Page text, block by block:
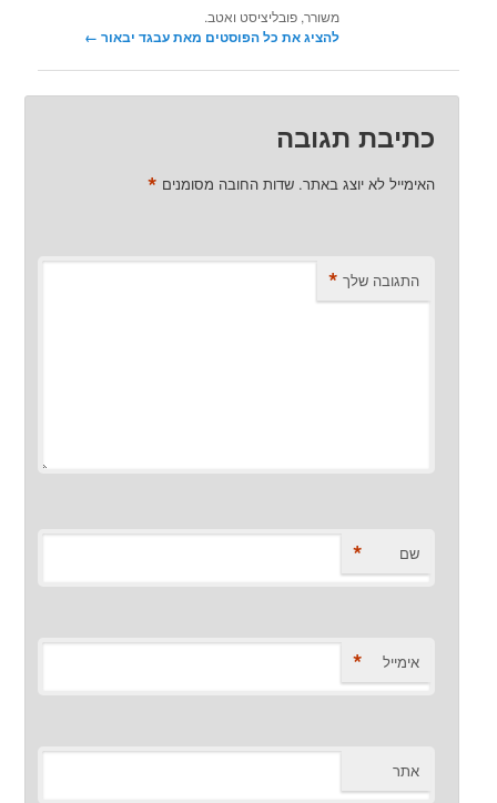
משורר, פובליציסט ואטב.
להציג את כל הפוסטים מאת עבגד יבאור‏ ←
כתיבת תגובה
האימייל לא יוצג באתר. שדות החובה מסומנים *
התגובה שלך *
שם *
אימייל *
אתר